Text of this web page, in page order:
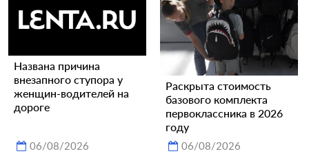
Названа причина
внезапного ступора у
женщин-водителей на
дороге
06/08/2026
Раскрыта стоимость
базового комплекта
первоклассника в 2026
году
06/08/2026